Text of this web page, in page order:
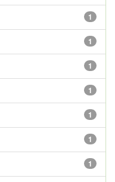
1
1
1
1
1
1
1